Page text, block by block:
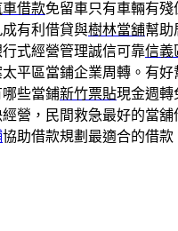
借款免留車只有車輛有
有利借貸與樹林當舖幫助
式經營管理誠信可靠信義
平區當鋪企業周轉。有
些當鋪新竹票貼現金週轉
營，民間救急最好的當舖
協助借款規劃最適合的借款